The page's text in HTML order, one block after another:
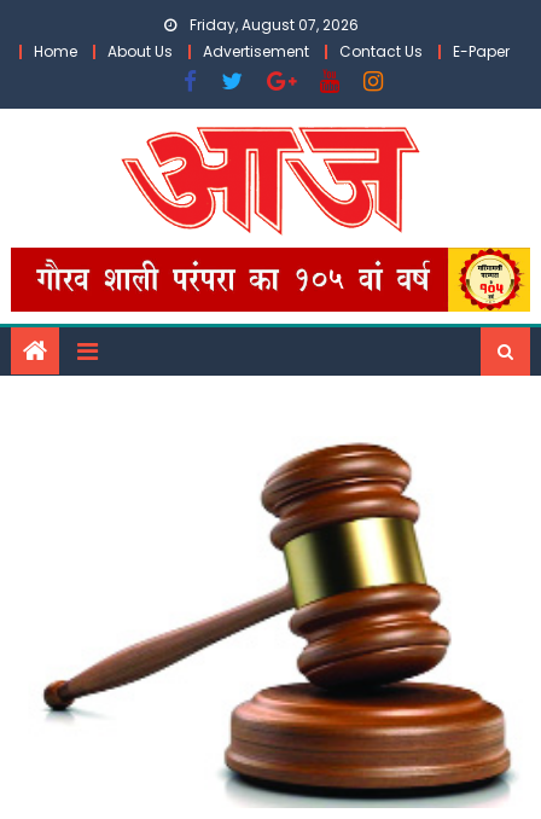
Friday, August 07, 2026
Home
About Us Advertisement Contact Us E-Paper